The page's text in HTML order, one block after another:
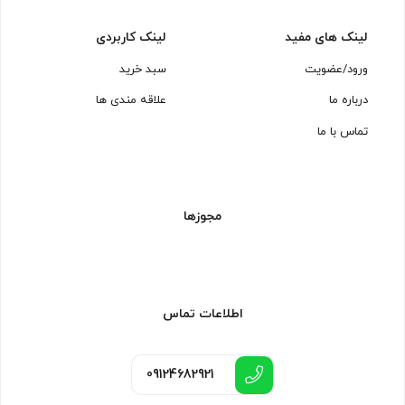
لینک های مفید
ورود/عضویت
درباره ما
تماس با ما
لینک کاربردی
سبد خرید
علاقه مندی ها
مجوزها
اطلاعات تماس
09124682921